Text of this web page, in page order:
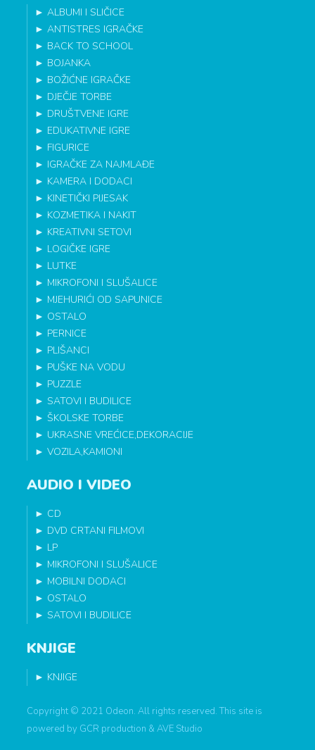
►ALBUMI I SLIČICE
►ANTISTRES IGRAČKE
► BACK TO SCHOOL
► BOJANKA
► BOŽIĆNE IGRAČKE
► DJEČJE TORBE
► DRUŠTVENE IGRE
► EDUKATIVNE IGRE
► FIGURICE
► IGRAČKE ZA NAJMLAĐE
► KAMERA I DODACI
► KINETIČKI PIJESAK
► KOZMETIKA I NAKIT
► KREATIVNI SETOVI
► LOGIČKE IGRE
► LUTKE
► MIKROFONI I SLUŠALICE
► MJEHURIĆI OD SAPUNICE
► OSTALO
► PERNICE
► PLIŠANCI
► PUŠKE NA VODU
► PUZZLE
►SATOVI I BUDILICE
►ŠKOLSKE TORBE
► UKRASNE VREĆICE,DEKORACIJE
►VOZILA,KAMIONI
AUDIO I VIDEO
► CD
► DVD CRTANI FILMOVI
► LP
► MIKROFONI I SLUŠALICE
► MOBILNI DODACI
► OSTALO
►SATOVI I BUDILICE
KNJIGE
► KNJIGE
Copyright © 2021 Odeon. All rights reserved. This site is
powered by GCR production &AVE Studio